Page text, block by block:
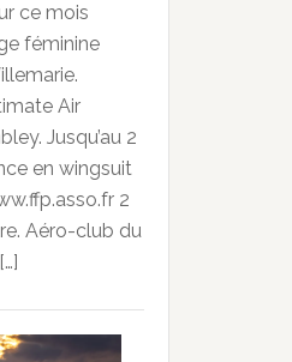
ce mois
féminine
Air
Jusqu’au 2
en wingsuit
2
Aéro-club du